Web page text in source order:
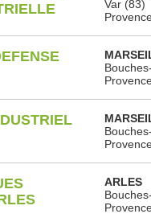
Var (83)
ARLES